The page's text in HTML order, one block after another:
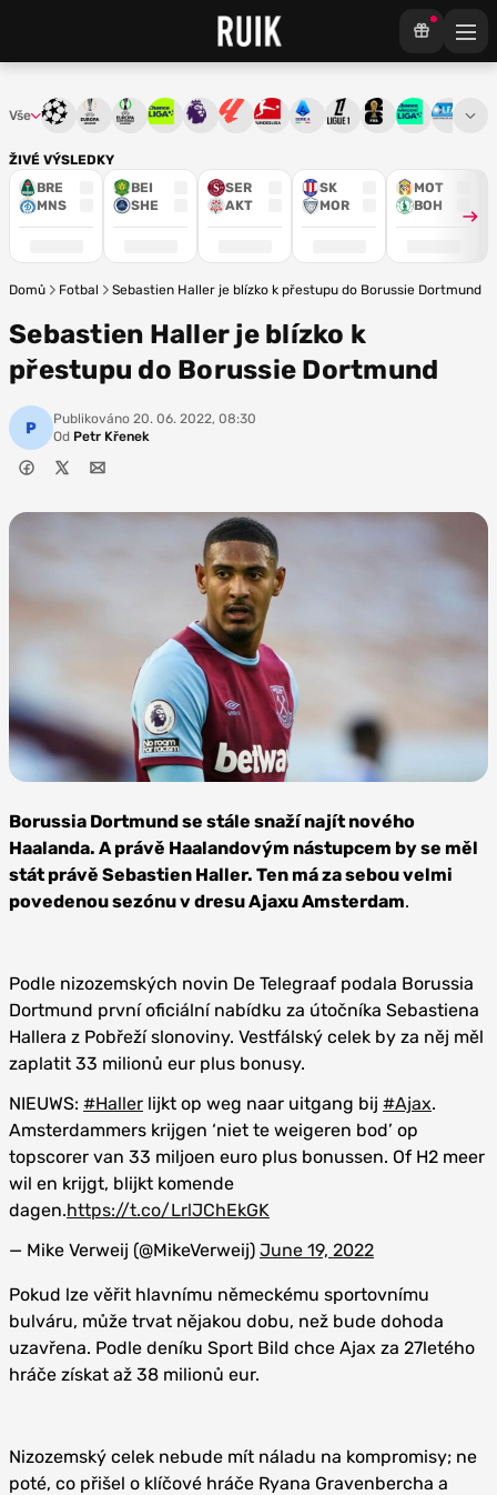
ŽIVÉ VÝSLEDKY
BRE
MNS
BEI
SHE
SER
AKT
SK
MOR
MOT
BOH
Vše Liga mistrůEvropská liga
Konferenční liga
Chance ligaPremier League
La LigaBundesliga
Serie ALigue 1Mistrovství světa
Chance3. ČFL
Domů Fotbal Sebastien Haller je blízko k přestupu do Borussie Dortmund
Sebastien Haller je blízko k
přestupu do Borussie Dortmund
Publikováno 20. 06. 2022, 08:30
Od Petr Křenek
Ham United
Borussia Dortmund se stále snaží najít nového
Haalanda. A právě Haalandovým nástupcem by se měl
stát právě Sebastien Haller. Ten má za sebou velmi
povedenou sezónu v dresu Ajaxu Amsterdam.
Podle nizozemských novin De Telegraaf podala Borussia
Dortmund první oficiální nabídku za útočníka Sebastiena
Hallera z Pobřeží slonoviny. Vestfálský celek by za něj měl
zaplatit 33 milionů eur plus bonusy.
NIEUWS: #Haller lijkt op weg naar uitgang bij #Ajax.
Amsterdammers krijgen ‘niet te weigeren bod’ op
topscorer van 33 miljoen euro plus bonussen. Of H2 meer
wil en krijgt, blijkt komende
dagen.https://t.co/LrlJChEkGK
— Mike Verweij (@MikeVerweij) June 19, 2022
Pokud lze věřit hlavnímu německému sportovnímu
bulváru, může trvat nějakou dobu, než bude dohoda
uzavřena. Podle deníku Sport Bild chce Ajax za 27letého
hráče získat až 38 milionů eur.
Nizozemský celek nebude mít náladu na kompromisy; ne
poté, co přišel o klíčové hráče Ryana Gravenbercha a